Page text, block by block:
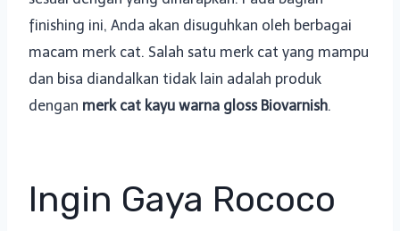
finishing ini, Anda akan disuguhkan oleh berbagai
macam merk cat. Salah satu merk cat yang mampu
dan bisa diandalkan tidak lain adalah produk
dengan merk cat kayu warna gloss Biovarnish.
Ingin Gaya Rococo